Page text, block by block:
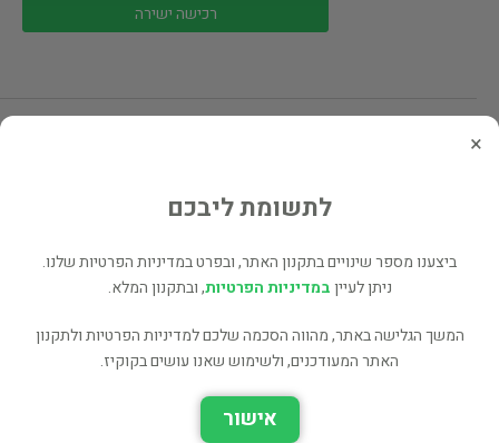
רכישה ישירה
25 ₪
רכישה ישירה
×
לתשומת ליבכם
ביצענו מספר שינויים בתקנון האתר, ובפרט במדיניות הפרטיות שלנו.
ניתן לעייןבמדיניות הפרטיות, ובתקנון המלא.
המשך הגלישה באתר, מהווה הסכמה שלכם למדיניות הפרטיות ולתקנון
האתר המעודכנים, ולשימוש שאנו עושים בקוקיז.
אישור